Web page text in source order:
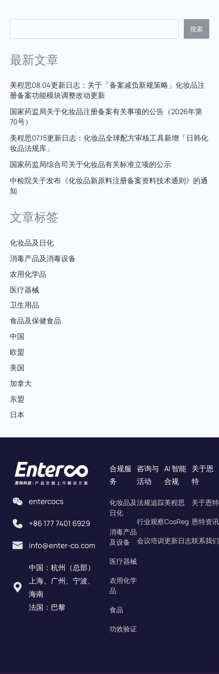
搜索
最新文章
美程思08.04更新日志：关于「备案减负新规策略」化妆品注
册备案功能模块调整改动更新
国家药监局关于化妆品注册备案有关事项的公告（2026年第
70号）
美程思07.15更新日志：化妆品全球配方审核工具新增「日韩化
妆品法规库」
国家药监局综合司关于化妆品有关标准立项的公示
中检院关于发布《化妆品新原料注册备案资料技术通则》的通
知
文章标签
化妆品及日化
消毒产品及消毒设备
农用化学品
医疗器械
卫生用品
食品及保健食品
中国
欧盟
美国
加拿大
东盟
日本
entercocs
+86 177 7401 6929
info@enter-co.com
中国：杭州（总部）
上海、广州、宁波、
海南
法国：巴黎
合规服
务
化妆品及
日化
消毒产品
及设备
医疗器械
农用化学
品
食品
功效验证
咨询与
活动
法规追踪
行业观察
会议培训
AI 智能
合规
美程思
CosReg
更新日志
关于恩
特
关于恩特
恩特资讯
联系我们